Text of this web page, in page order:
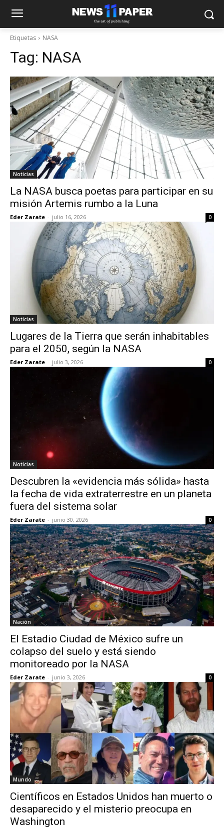
Etiquetas NASA
Tag: NASA
Noticias
La NASA busca poetas para participar en su
misión Artemis rumbo a la Luna
Eder Zarate - julio 16, 2026 0
Noticias
Lugares de la Tierra que serán inhabitables
para el 2050, según la NASA
Eder Zarate - julio 3, 2026 0
Noticias
Descubren la «evidencia más sólida» hasta
la fecha de vida extraterrestre en un planeta
fuera del sistema solar
Eder Zarate - junio 30, 2026 0
Nación
El Estadio Ciudad de México sufre un
colapso del suelo y está siendo
monitoreado por la NASA
Eder Zarate - junio 3, 2026 0
Mundo
Científicos en Estados Unidos han muerto o
desaparecido y el misterio preocupa en
Washington